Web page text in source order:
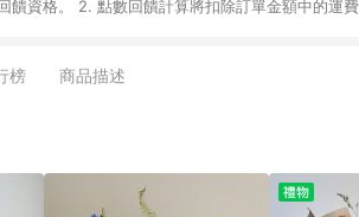
饋資格。 2. 點數回饋計算將扣除訂單金額中的運
APP 請更新至Android v4.6.0 / iOS v4.1.5 以上才
明為準。 11. 若於 LINE 購物前往 Pinkoi 頁面後
榜 商品描述